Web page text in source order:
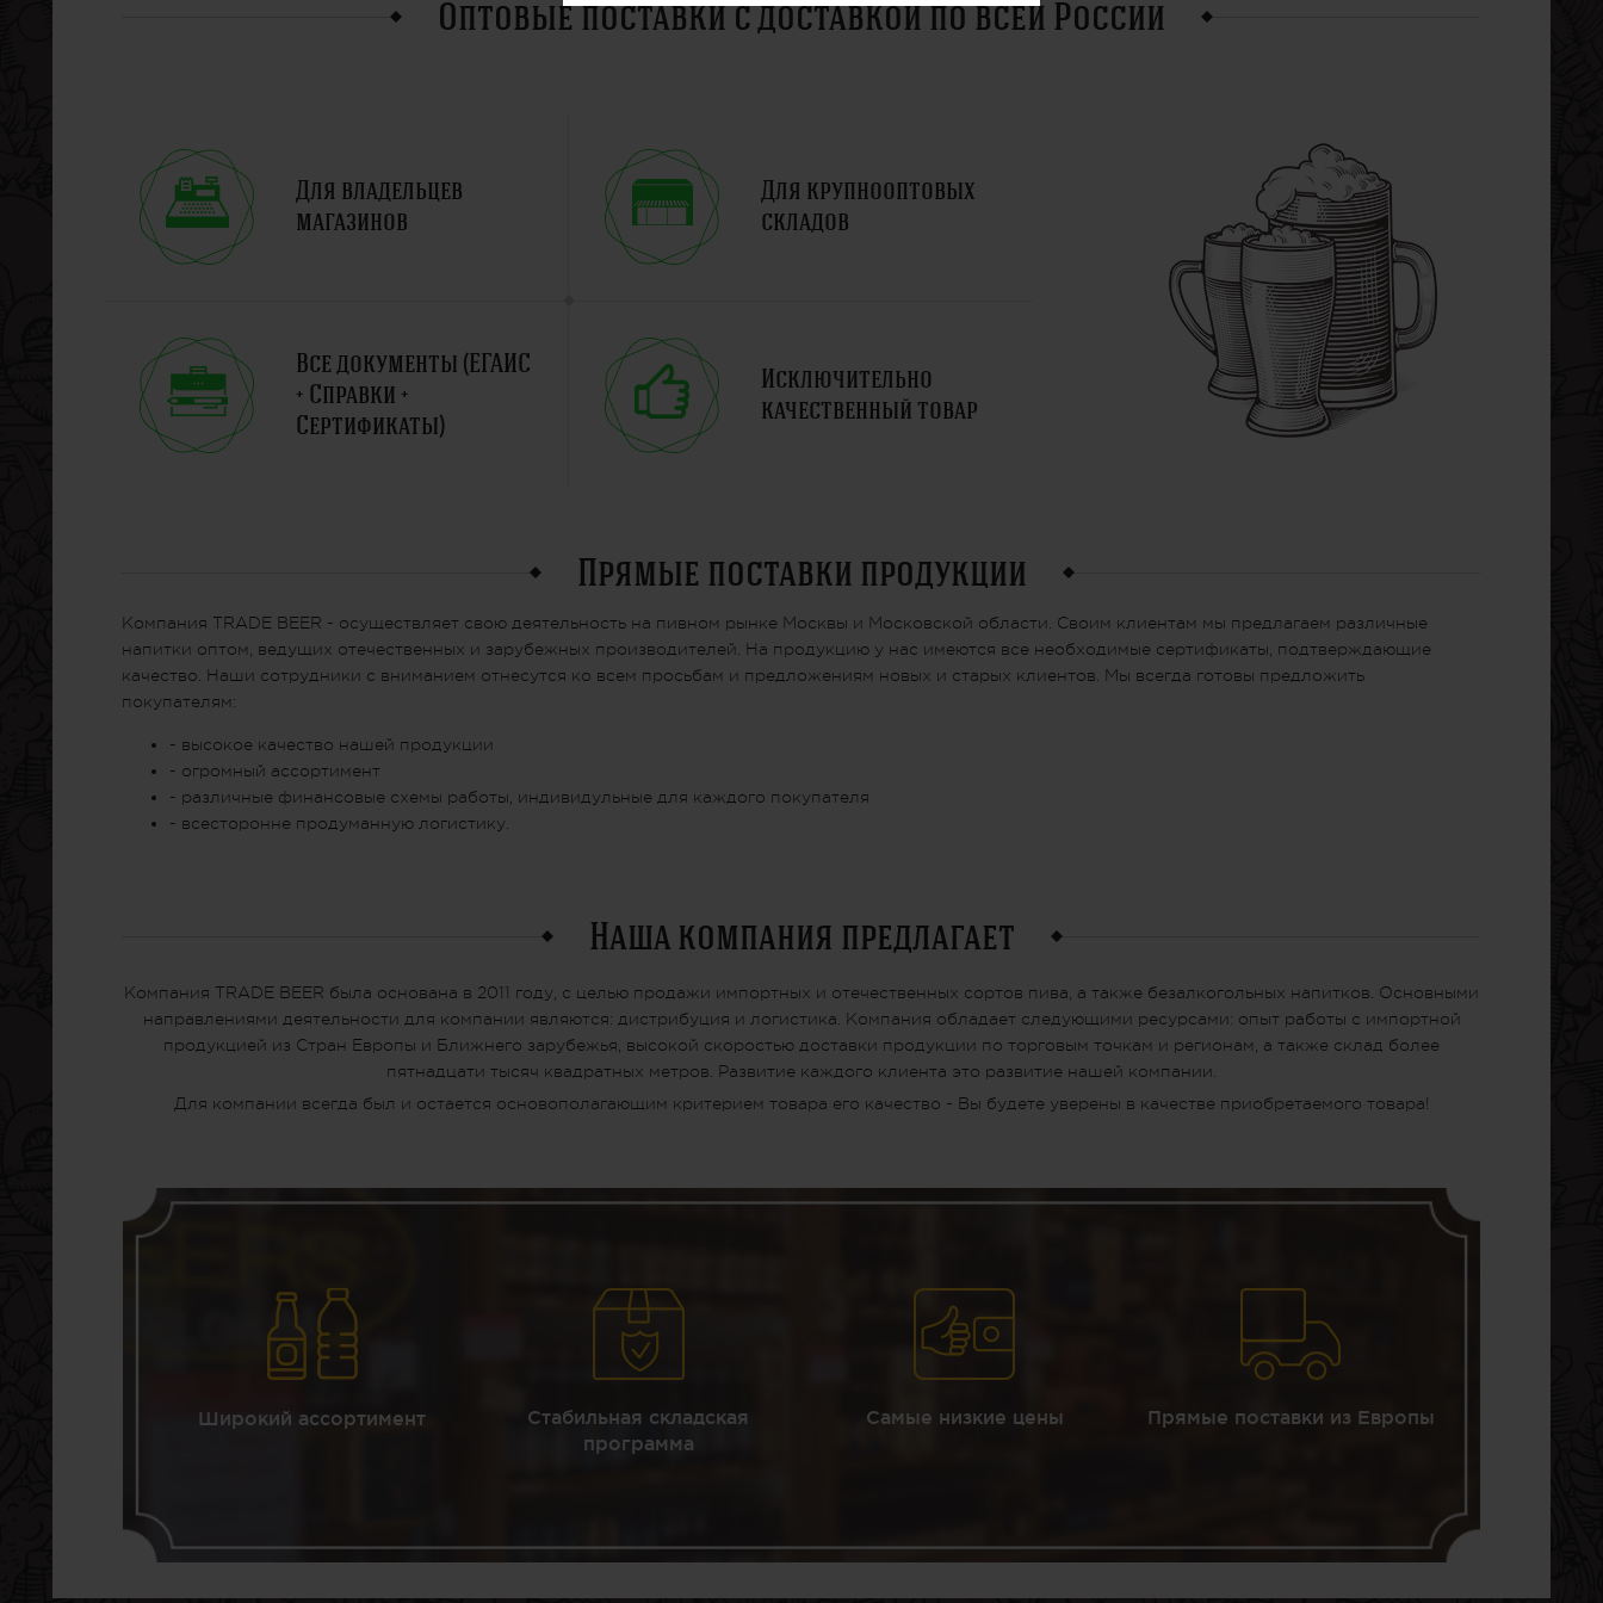
Оптовые поставки с доставкой по всей России
Для владельцев
магазинов
Для крупнооптовых
складов
Все документы (ЕГАИС
+ Справки +
Сертификаты)
Исключительно
качественный товар
Прямые поставки продукции
Компания TRADE BEER - осуществляет свою деятельность на пивном рынке Москвы и Московской области. Своим клиентам мы предлагаем различные
напитки оптом, ведущих отечественных и зарубежных производителей. На продукцию у нас имеются все необходимые сертификаты, подтверждающие
качество. Наши сотрудники с вниманием отнесутся ко всем просьбам и предложениям новых и старых клиентов. Мы всегда готовы предложить
покупателям:
- высокое качество нашей продукции
- огромный ассортимент
- различные финансовые схемы работы, индивидульные для каждого покупателя
- всесторонне продуманную логистику.
Наша компания предлагает
Компания TRADE BEER была основана в 2011 году, с целью продажи импортных и отечественных сортов пива, а также безалкогольных напитков. Основными
направлениями деятельности для компании являются: дистрибуция и логистика. Компания обладает следующими ресурсами: опыт работы с импортной
продукцией из Стран Европы и Ближнего зарубежья, высокой скоростью доставки продукции по торговым точкам и регионам, а также склад более
пятнадцати тысяч квадратных метров. Развитие каждого клиента это развитие нашей компании.
Для компании всегда был и остается основополагающим критерием товара его качество - Вы будете уверены в качестве приобретаемого товара!
Широкий ассортимент
Стабильная складская
программа
Самые низкие цены Прямые поставки из Европы